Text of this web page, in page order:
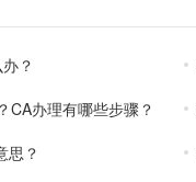
？
CA办理有哪些步骤？
思？